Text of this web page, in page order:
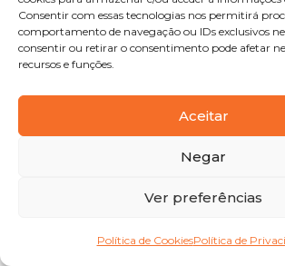
Consentir com essas tecnologias nos permitirá
comportamento de navegação ou IDs exclusivos
consentir ou retirar o consentimento pode afetar
recursos e funções.
Aceitar
Negar
Ver preferências
Política de CookiesPolítica de
seus melhores esforços para
constantes de uma
sejam entregues ao Utilizador
de entrega referido na nota
gerada no momento
Confirmação de Encomenda pelo
Condições, uma “entrega”